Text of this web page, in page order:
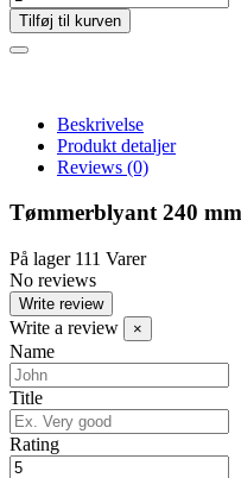
Tilføj til kurven
Beskrivelse
Produkt detaljer
Reviews (0)
Tømmerblyant 240
På lager 111 Varer
No reviews
Write review
Write a review ×
Name
Title
Rating